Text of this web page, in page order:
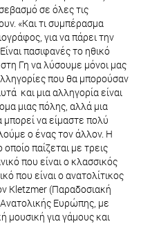
σε όλες τις
«Και τι συμπέρασμα
για να πάρει την
πασιφανές το ηθικό
στη Γη να λύσουμε μόνοι μας
που θα μπορούσαν
και μια αλληγορία είναι
μιας πόλης, αλλά μια
να είμαστε πολύ
ο ένας τον άλλον. Η
παίζεται με τρεις
που είναι ο κλασσικός
που είναι ο ανατολίτικος
Kletzmer (Παραδοσιακή
Ευρώπης, με
μουσική για γάμους και